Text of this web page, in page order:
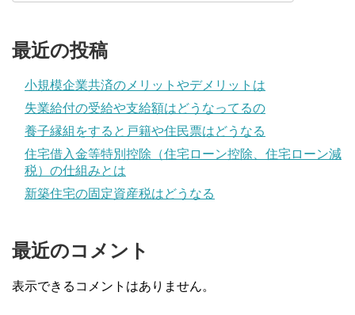
最近の投稿
小規模企業共済のメリットやデメリットは
失業給付の受給や支給額はどうなってるの
養子縁組をすると戸籍や住民票はどうなる
住宅借入金等特別控除（住宅ローン控除、住宅ローン減
税）の仕組みとは
新築住宅の固定資産税はどうなる
最近のコメント
表示できるコメントはありません。